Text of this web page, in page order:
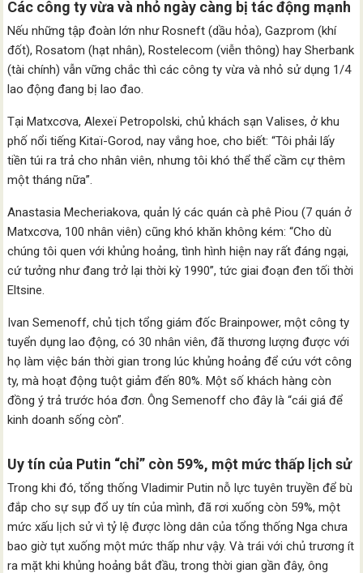
Các công ty vừa và nhỏ ngày càng bị tác động mạnh
Nếu những tập đoàn lớn như Rosneft (dầu hỏa), Gazprom (khí
đốt), Rosatom (hạt nhân), Rostelecom (viễn thông) hay Sherbank
(tài chính) vẫn vững chắc thì các công ty vừa và nhỏ sử dụng 1/4
lao động đang bị lao đao.
Tại Matxcơva, Alexeï Petropolski, chủ khách sạn Valises, ở khu
phố nổi tiếng Kitaï-Gorod, nay vắng hoe, cho biết: “Tôi phải lấy
tiền túi ra trả cho nhân viên, nhưng tôi khó thể thể cầm cự thêm
một tháng nữa”.
Anastasia Mecheriakova, quản lý các quán cà phê Piou (7 quán ở
Matxcơva, 100 nhân viên) cũng khó khăn không kém: “Cho dù
chúng tôi quen với khủng hoảng, tình hình hiện nay rất đáng ngại,
cứ tưởng như đang trở lại thời kỳ 1990”, tức giai đoạn đen tối thời
Eltsine.
Ivan Semenoff, chủ tịch tổng giám đốc Brainpower, một công ty
tuyển dụng lao động, có 30 nhân viên, đã thương lượng được với
họ làm việc bán thời gian trong lúc khủng hoảng để cứu vớt công
ty, mà hoạt động tuột giảm đến 80%. Một số khách hàng còn
đồng ý trả trước hóa đơn. Ông Semenoff cho đây là “cái giá để
kinh doanh sống còn”.
Uy tín của Putin “chỉ” còn 59%, một mức thấp lịch sử
Trong khi đó, tổng thống Vladimir Putin nỗ lực tuyên truyền để bù
đắp cho sự sụp đổ uy tín của mình, đã rơi xuống còn 59%, một
mức xấu lịch sử vì tỷ lệ được lòng dân của tổng thống Nga chưa
bao giờ tụt xuống một mức thấp như vậy. Và trái với chủ trương ít
ra mặt khi khủng hoảng bắt đầu, trong thời gian gần đây, ông